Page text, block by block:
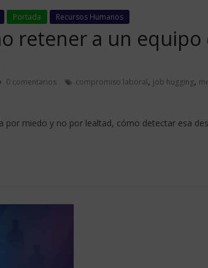
Portada Recursos Humanos
retener a un equipo
0 comentarios compromiso laboral, job hugging,
por miedo y no por lealtad, cómo detectar esa